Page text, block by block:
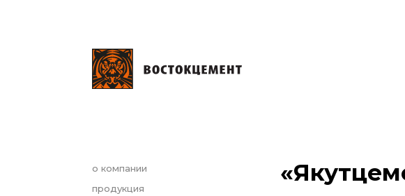
о компании
продукция